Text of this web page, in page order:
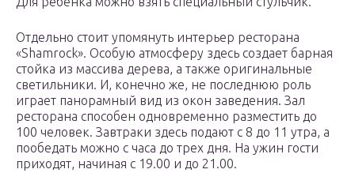
Отдельно стоит упомянуть интерьер ресторана
«Shamrock». Особую атмосферу здесь создает барная
стойка из массива дерева, а также оригинальные
светильники. И, конечно же, не последнюю роль
играет панорамный вид из окон заведения. Зал
ресторана способен одновременно разместить до
100 человек. Завтраки здесь подают с 8 до 11 утра, а
пообедать можно с часа до трех дня. На ужин гости
приходят, начиная с 19.00 и до 21.00.